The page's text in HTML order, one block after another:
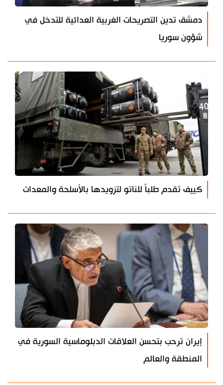
دمشق تدين التصريحات الغربية العدائية للتدخل في
شؤون سوريا
كييف تقدم طلباً للناتو لتزويدها بالأسلحة والمعدات
إيران ترحب بتحسن العلاقات الدبلوماسية السورية في
المنطقة والعالم